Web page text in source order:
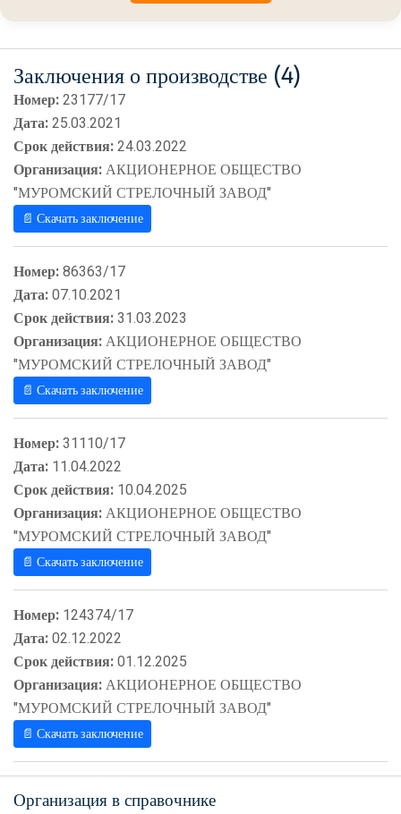
Заключения о производстве (4)
Номер:23177/17
Дата:25.03.2021
Срок действия:24.03.2022
Организация:АКЦИОНЕРНОЕ ОБЩЕСТВО
"МУРОМСКИЙ СТРЕЛОЧНЫЙ ЗАВОД"
📄 Скачать заключение
Номер:86363/17
Дата:07.10.2021
Срок действия:31.03.2023
Организация:АКЦИОНЕРНОЕ ОБЩЕСТВО
"МУРОМСКИЙ СТРЕЛОЧНЫЙ ЗАВОД"
📄 Скачать заключение
Номер:31110/17
Дата: 11.04.2022
Срок действия: 10.04.2025
Организация:АКЦИОНЕРНОЕ ОБЩЕСТВО
"МУРОМСКИЙ СТРЕЛОЧНЫЙ ЗАВОД"
📄 Скачать заключение
Номер: 124374/17
Дата:02.12.2022
Срок действия:01.12.2025
Организация:АКЦИОНЕРНОЕ ОБЩЕСТВО
"МУРОМСКИЙ СТРЕЛОЧНЫЙ ЗАВОД"
📄 Скачать заключение
Организация в справочнике